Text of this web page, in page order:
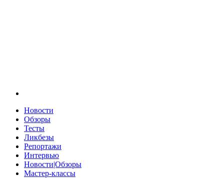
Новости
Обзоры
Тесты
Ликбезы
Репортажи
Интервью
Новости|Обзоры
Мастер-классы